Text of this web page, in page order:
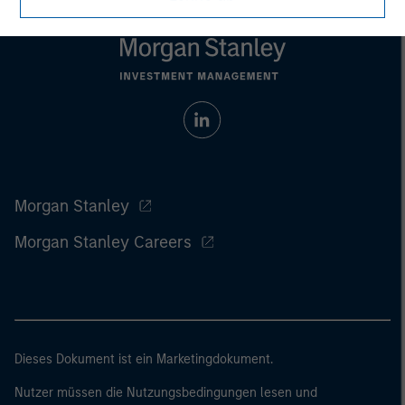
Morgan Stanley
Morgan Stanley Careers
Dieses Dokument ist ein Marketingdokument.
Nutzer müssen die Nutzungsbedingungen lesen und